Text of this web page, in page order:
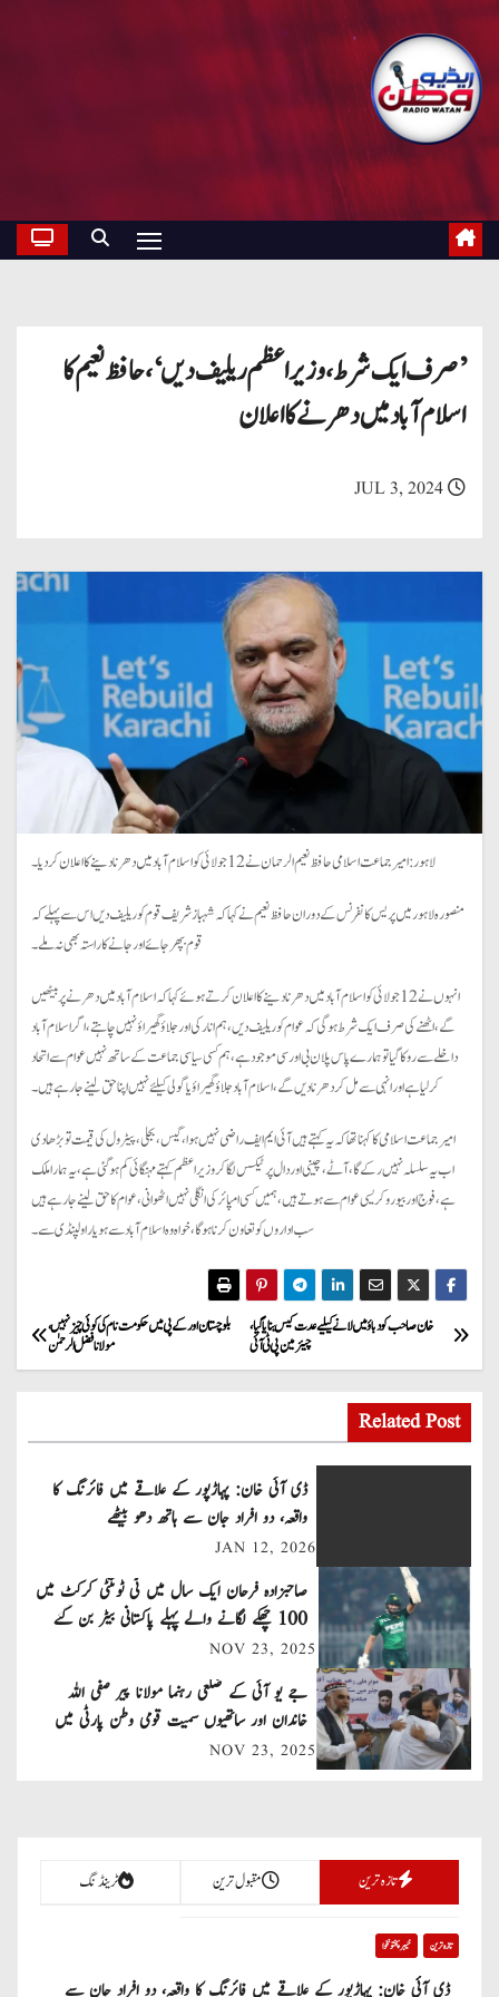
’صرف ایک شرط، وزیراعظم ریلیف دیں‘، حافظ نعیم کا
اسلام آباد میں دھرنے کا اعلان
JUL 3, 2024
لاہور: امیر جماعت اسلامی حافظ نعیم الرحمان نے 12 جولائی کو اسلام آباد میں دھرنا دینے کا اعلان کردیا۔
منصورہ لاہور میں پریس کانفرنس کے دوران حافظ نعیم نے کہا کہ شہباز شریف قوم کو ریلیف دیں اس سے پہلے کہ
قوم بپھر جائے اور جانے کا راستہ بھی نہ ملے۔
انہوں نے 12 جولائی کو اسلام آباد میں دھرنا دینے کا اعلان کرتے ہوئے کہا کہ اسلام آباد میں دھرنے پر بیٹھیں
گے، اٹھنے کی صرف ایک شرط ہوگی کہ عوام کو ریلیف دیں، ہم انارکی اور جلاؤ گھیراؤ نہیں چاہتے، اگر اسلام آباد
داخلے سے روکاگیا تو ہمارے پاس پلان بی اور سی موجود ہے، ہم کسی سیاسی جماعت کے ساتھ نہیں عوام سے اتحاد
کرلیاہے اور انہی سے مل کر دھرنا دیں گے، اسلام آباد جلاؤگھیراؤ یا گولی کیلئے نہیں اپنا حق لینے جارہے ہیں۔
امیر جماعت اسلامی کا کہنا تھا کہ یہ کہتے ہیں آئی ایم ایف راضی نہیں ہوا،گیس، بجلی ، پیٹرول کی قیمت تو بڑھا دی
اب یہ سلسلہ نہیں رکے گا، آٹے، چینی اور دال پر ٹیکس لگاکر وزیراعظم کہتے مہنگائی کم ہوگئی ہے، یہ ہمارا ملک
ہے، فوج اور بیوروکریسی عوام سے ہوتے ہیں، ہمیں کسی امپائر کی انگلی نہیں اٹھوانی، عوام کا حق لینے جارہے ہیں
سب اداروں کو تعاون کرناہوگا، خواہ وہ اسلام آباد سے ہویا راولپنڈی سے۔
P
o
s
t
a
v
i
g
a
o
n
بلوچستان اور کے پی میں حکومت نام کی کوئی چیز نہیں،
مولانا فضل الرحمٰن
خان صاحب کو دباؤ میں لانے کیلیے عدت کیس بنایا گیا،
چیئرمین پی ٹی آئی
Related Post
ڈی آئی خان: پہاڑپور کے علاقے میں فائرنگ کا
واقعہ، دو افراد جان سے ہاتھ دھو بیٹھے
JAN 12, 2026
صاحبزادہ فرحان ایک سال میں ٹی ٹوئنٹی کرکٹ میں
100 چھکے لگانے والے پہلے پاکستانی بیٹر بن گئے
NOV 23, 2025
جے یو آئی کے ضلعی رہنما مولانا پیر صفی اللہ
خاندان اور ساتھیوں سمیت قومی وطن پارٹی میں
شامل
NOV 23, 2025
تازہ ترین مقبول ترین ٹرینڈنگ
تازہ ترین خیبر پختونخوا
ڈی آئی خان: پہاڑپور کے علاقے میں فائرنگ کا واقعہ، دو افراد جان سے